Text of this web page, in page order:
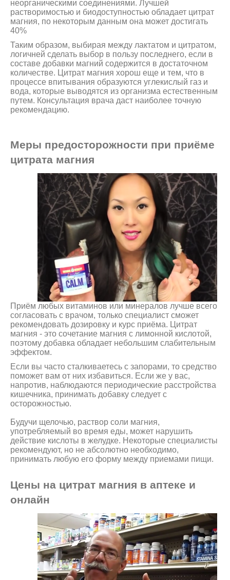
неорганическими соединениями. Лучшей
растворимостью и биодоступностью обладает цитрат
магния, по некоторым данным она может достигать
40%
Таким образом, выбирая между лактатом и цитратом,
логичней сделать выбор в пользу последнего, если в
составе добавки магний содержится в достаточном
количестве. Цитрат магния хорош еще и тем, что в
процессе впитывания образуются углекислый газ и
вода, которые выводятся из организма естественным
путем. Консультация врача даст наиболее точную
рекомендацию.
Меры предосторожности при приёме
цитрата магния
Приём любых витаминов или минералов лучше всего
согласовать с врачом, только специалист сможет
рекомендовать дозировку и курс приёма. Цитрат
магния - это сочетание магния с лимонной кислотой,
поэтому добавка обладает небольшим слабительным
эффектом.
Если вы часто сталкиваетесь с запорами, то средство
поможет вам от них избавиться. Если же у вас,
напротив, наблюдаются периодические расстройства
кишечника, принимать добавку следует с
осторожностью.
Будучи щелочью, раствор соли магния,
употребляемый во время еды, может нарушить
действие кислоты в желудке. Некоторые специалисты
рекомендуют, но не абсолютно необходимо,
принимать любую его форму между приемами пищи.
Цены на цитрат магния в аптеке и
онлайн